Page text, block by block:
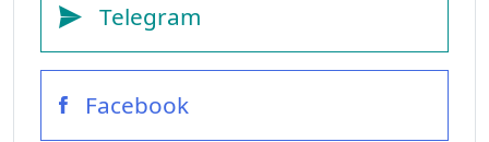
Telegram
Facebook